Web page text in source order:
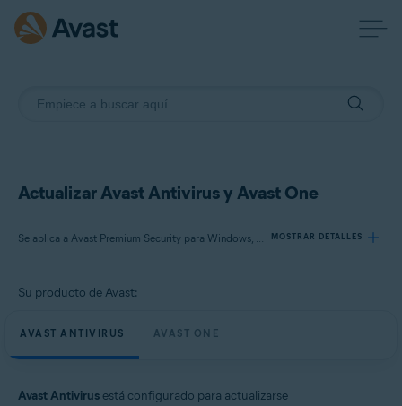
Actualizar Avast Antivirus y Avast One
Se aplica a Avast Premium Security para Windows, Avast Free Antivirus para Windows, Avast One para Windows MOSTRAR DETALLES
Avast Premium Security 24.x para Windows
Avast One 24.x para Windows
Sistemas operativos:
Su producto de Avast:
AVAST ANTIVIRUS AVAST ONE
Avast Antivirus está configurado para actualizarse